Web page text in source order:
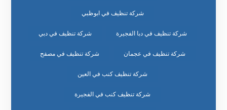
شركة تنظيف في ابوظبي
شركة تنظيف في دبا الفجيرة شركة تنظيف في دبي
شركة تنظيف في عجمان شركة تنظيف في مصفح
شركة تنظيف كنب في العين
شركة تنظيف كنب في الفجيرة